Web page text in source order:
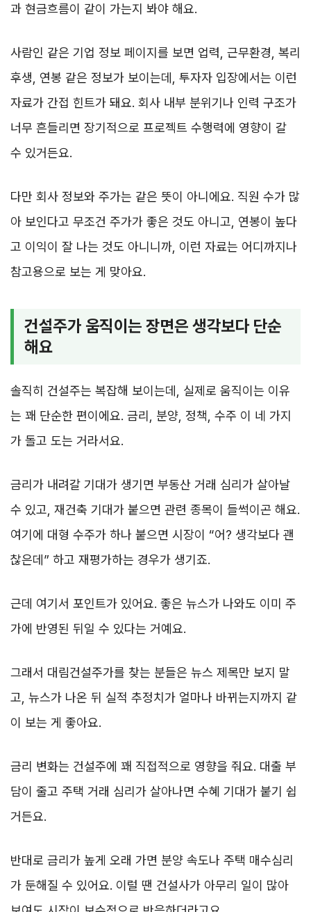
과 현금흐름이 같이 가는지 봐야 해요.
사람인 같은 기업 정보 페이지를 보면 업력, 근무환경, 복리
후생, 연봉 같은 정보가 보이는데, 투자자 입장에서는 이런
자료가 간접 힌트가 돼요. 회사 내부 분위기나 인력 구조가
너무 흔들리면 장기적으로 프로젝트 수행력에 영향이 갈
수 있거든요.
다만 회사 정보와 주가는 같은 뜻이 아니에요. 직원 수가 많
아 보인다고 무조건 주가가 좋은 것도 아니고, 연봉이 높다
고 이익이 잘 나는 것도 아니니까, 이런 자료는 어디까지나
참고용으로 보는 게 맞아요.
건설주가 움직이는 장면은 생각보다 단순
해요
솔직히 건설주는 복잡해 보이는데, 실제로 움직이는 이유
는 꽤 단순한 편이에요. 금리, 분양, 정책, 수주 이 네 가지
가 돌고 도는 거라서요.
금리가 내려갈 기대가 생기면 부동산 거래 심리가 살아날
수 있고, 재건축 기대가 붙으면 관련 종목이 들썩이곤 해요.
여기에 대형 수주가 하나 붙으면 시장이 “어? 생각보다 괜
찮은데” 하고 재평가하는 경우가 생기죠.
근데 여기서 포인트가 있어요. 좋은 뉴스가 나와도 이미 주
가에 반영된 뒤일 수 있다는 거예요.
그래서 대림건설주가를 찾는 분들은 뉴스 제목만 보지 말
고, 뉴스가 나온 뒤 실적 추정치가 얼마나 바뀌는지까지 같
이 보는 게 좋아요.
금리 변화는 건설주에 꽤 직접적으로 영향을 줘요. 대출 부
담이 줄고 주택 거래 심리가 살아나면 수혜 기대가 붙기 쉽
거든요.
반대로 금리가 높게 오래 가면 분양 속도나 주택 매수심리
가 둔해질 수 있어요. 이럴 땐 건설사가 아무리 일이 많아